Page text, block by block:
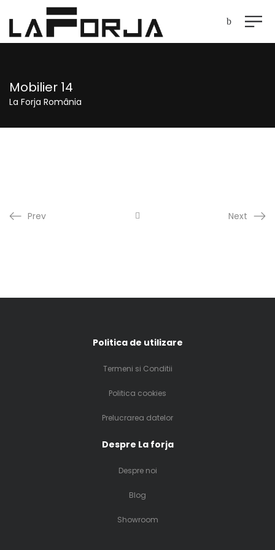
Mobilier 14
La Forja România
Prev Next
Politica de utilizare
Termeni si Conditii
Politica cookies
Prelucrarea datelor
Despre La forja
Despre noi
Blog
Showroom